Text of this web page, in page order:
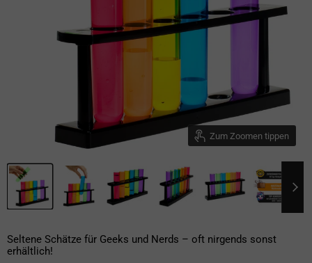
Zum Zoomen tippen
Seltene Schätze für Geeks und Nerds – oft nirgends sonst
erhältlich!